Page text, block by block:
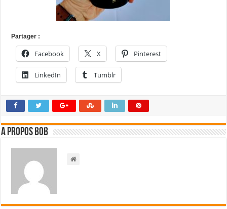
Partager :
Facebook X Pinterest
LinkedIn Tumblr
A propos bOb